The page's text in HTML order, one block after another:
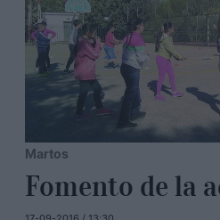
Martos
Fomento de la